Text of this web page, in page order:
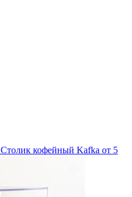
Столик кофейный Kafka от 5